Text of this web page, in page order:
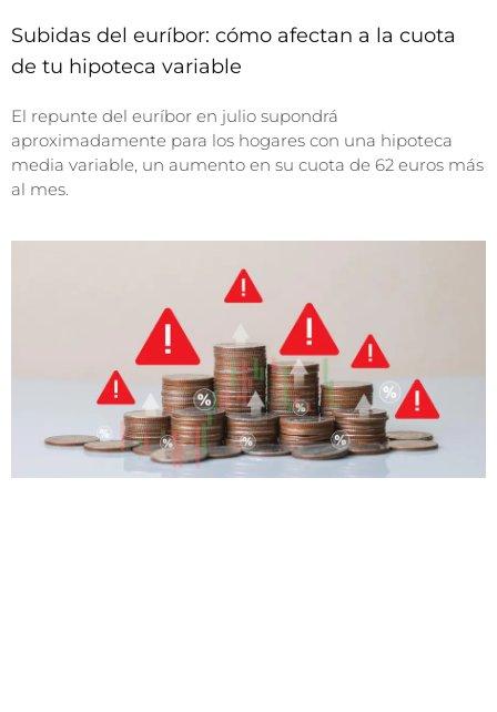
Subidas del euríbor: cómo afectan a la cuota
de tu hipoteca variable
El repunte del euríbor en julio supondrá
aproximadamente para los hogares con una hipoteca
media variable, un aumento en su cuota de 62 euros más
al mes.